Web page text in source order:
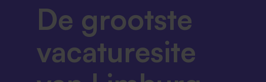
De grootste
vacaturesite